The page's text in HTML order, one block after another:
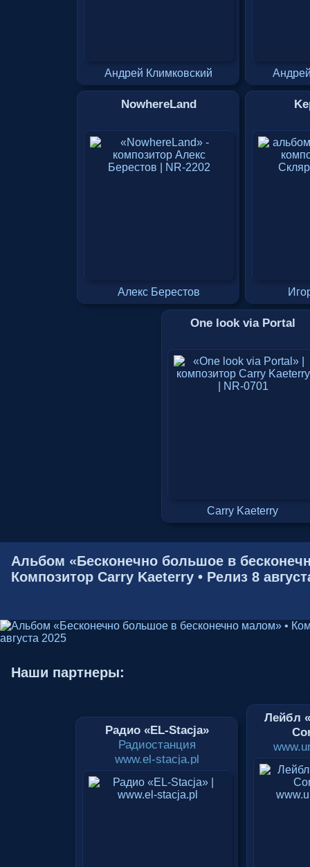
Андрей Климковский
NowhereLand
Алекс Берестов
One look via Portal
Carry Kaeterry
Альбом «Бесконечно большое в
Композитор Carry Kaeterry • Релиз 8
Наши партнеры:
Радио «EL-Stacja»
Радиостанция
www.el-stacja.pl
Лейбл